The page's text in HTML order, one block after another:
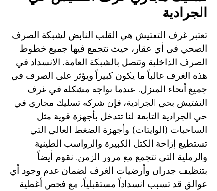
الجرادية
تعتبر غرف التفتيش هي القلب النابض لشبكة الصرف
الصحي في أي عقار، حيث تتجمع فيها جميع خطوط
الصرف الداخلية وتتصل بالشبكة العامة. الانسداد في
هذه الغرف غالباً ما يكون كبيراً ويؤثر على الصرف في
جميع أنحاء المنزل. عندما تواجه مشكلة في غرف
التفتيش بحي الجرادية، فإن شركه تسليك مجاري في
حي الجرادية التابعة لنا تتدخل بأجهزة قوية مثل
الساحبات (الوايتات) وأجهزة الضغط العالي التي
تستطيع إزاحة الكتل الكبيرة والرواسب الطينية
والرملية التي تتجمع مع مرور الزمن. نقوم أيضاً
بتنظيف جدران وأرضيات الغرف لضمان عدم وجود أي
عوالق قد تسبب انسداداً مستقبلياً، مع فحص أغطية